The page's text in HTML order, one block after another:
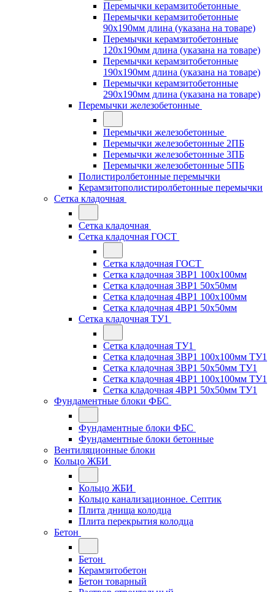
Перемычки керамзитобетонные
Перемычки керамзитобетонные
90x190мм длина (указана на товаре)
Перемычки керамзитобетонные
120x190мм длина (указана на товаре)
Перемычки керамзитобетонные
190x190мм длина (указана на товаре)
Перемычки керамзитобетонные
290x190мм длина (указана на товаре)
Перемычки железобетонные
Перемычки железобетонные
Перемычки железобетонные 2ПБ
Перемычки железобетонные 3ПБ
Перемычки железобетонные 5ПБ
Полистиролбетонные перемычки
Керамзитополистиролбетонные перемычки
Сетка кладочная
Сетка кладочная
Сетка кладочная ГОСТ
Сетка кладочная ГОСТ
Сетка кладочная 3ВР1 100x100мм
Сетка кладочная 3ВР1 50x50мм
Сетка кладочная 4ВР1 100x100мм
Сетка кладочная 4ВР1 50x50мм
Сетка кладочная ТУ1
Сетка кладочная ТУ1
Сетка кладочная 3ВР1 100x100мм ТУ1
Сетка кладочная 3ВР1 50x50мм ТУ1
Сетка кладочная 4ВР1 100x100мм ТУ1
Сетка кладочная 4ВР1 50x50мм ТУ1
Фундаментные блоки ФБС
Фундаментные блоки ФБС
Фундаментные блоки бетонные
Вентиляционные блоки
Кольцо ЖБИ
Кольцо ЖБИ
Кольцо канализационное. Септик
Плита днища колодца
Плита перекрытия колодца
Бетон
Бетон
Керамзитобетон
Бетон товарный